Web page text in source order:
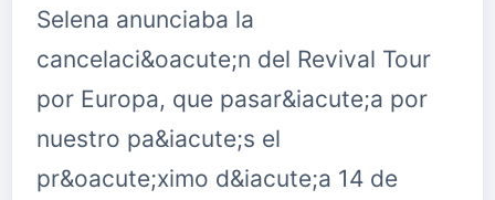
Selena anunciaba la
cancelaci&oacute;n del Revival Tour
por Europa, que pasar&iacute;a por
nuestro pa&iacute;s el
pr&oacute;ximo d&iacute;a 14 de